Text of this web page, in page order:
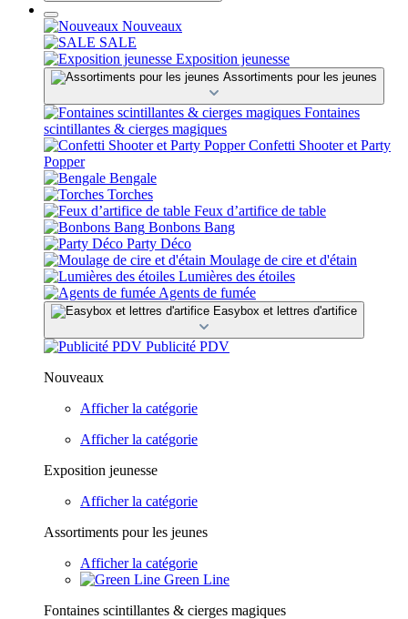
Nouveaux
SALE
Exposition jeunesse
Assortiments pour les jeunes
Fontaines
scintillantes & cierges magiques
Confetti Shooter et Party
Popper
Bengale
Torches
Feux d’artifice de table
Bonbons Bang
Party Déco
Moulage de cire et d'étain
Lumières des étoiles
Agents de fumée
Easybox et lettres d'artifice
Publicité PDV
Nouveaux
Afficher la catégorie
Afficher la catégorie
Exposition jeunesse
Afficher la catégorie
Assortiments pour les jeunes
Afficher la catégorie
Green Line
Fontaines scintillantes & cierges magiques